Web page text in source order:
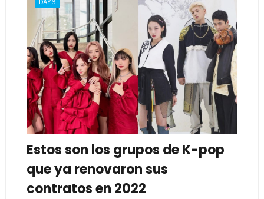
DAY6
Estos son los grupos de K-pop
que ya renovaron sus
contratos en 2022